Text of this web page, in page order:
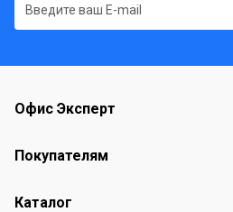
Офис Эксперт
Покупателям
Каталог